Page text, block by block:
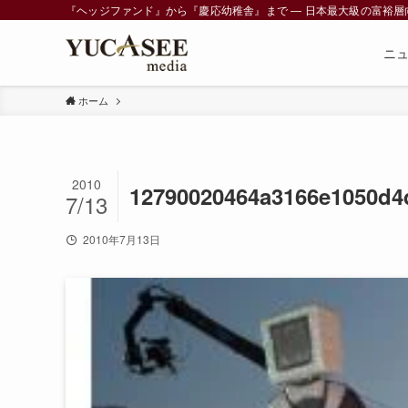
『ヘッジファンド』から『慶応幼稚舎』まで ― 日本最大級の富裕
ニ
ホーム
2010
7/13
2010年7月13日